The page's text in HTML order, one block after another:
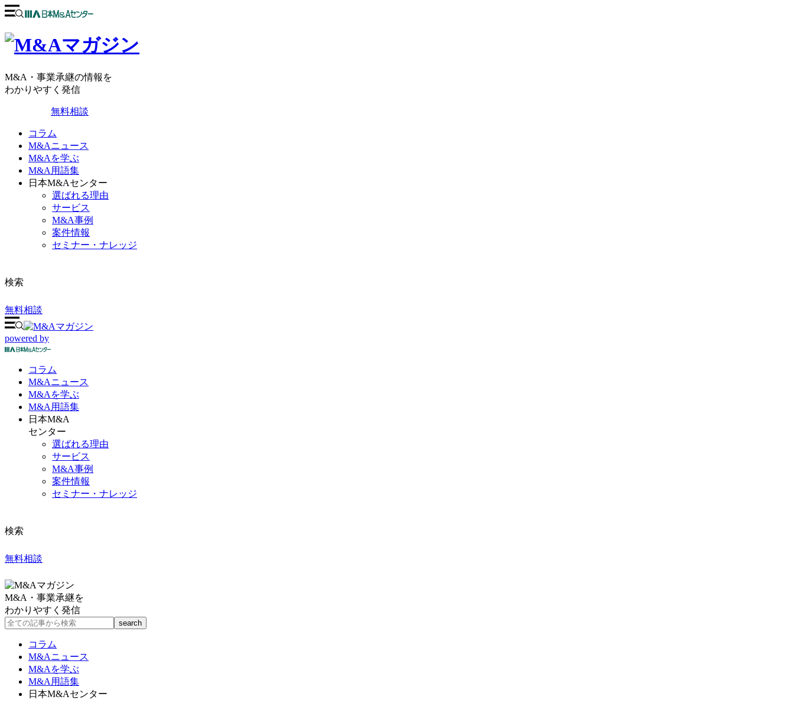
M&A・事業承継の情報を
わかりやすく発信
無料相談
コラム
M&Aニュース
M&Aを学ぶ
M&A用語集
日本M&Aセンター
選ばれる理由
サービス
M&A事例
案件情報
セミナー・ナレッジ
検索
無料相談
powered by
コラム
M&Aニュース
M&Aを学ぶ
M&A 用語集
日本M&A
センター
選ばれる理由
サービス
M&A事例
案件情報
セミナー・ナレッジ
検索
無料相談
M&A・事業承継を
わかりやすく発信
コラム
M&Aニュース
M&Aを学ぶ
M&A用語集
日本M&Aセンター